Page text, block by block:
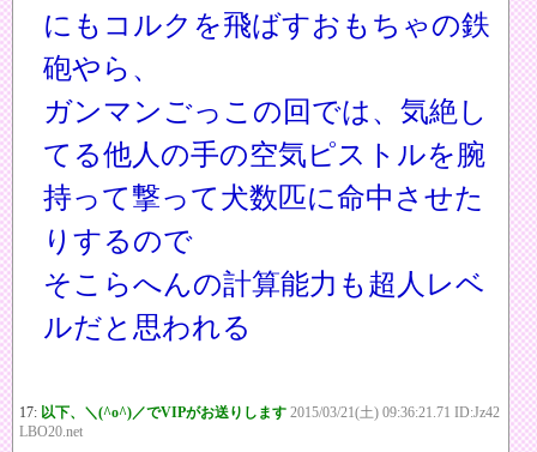
にもコルクを飛ばすおもちゃの鉄
砲やら、
ガンマンごっこの回では、気絶し
てる他人の手の空気ピストルを腕
持って撃って犬数匹に命中させた
りするので
そこらへんの計算能力も超人レベ
ルだと思われる
17: 以下、＼(^o^)／でVIPがお送りします 2015/03/21(土) 09:36:21.71 ID:Jz42
LBO20.net